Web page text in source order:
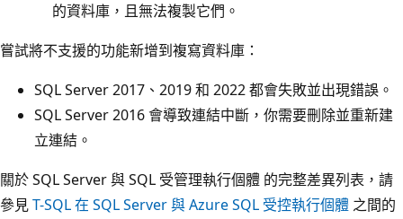
的資料庫，且無法複製它們。
嘗試將不支援的功能新增到複寫資料庫：
SQL Server 2017、2019 和 2022 都會失敗並出現錯誤。
SQL Server 2016 會導致連結中斷，你需要刪除並重新建
立連結。
關於 SQL Server 與 SQL 受管理執行個體 的完整差異列表，請
參見T-SQL 在 SQL Server 與 Azure SQL 受控執行個體 之間的